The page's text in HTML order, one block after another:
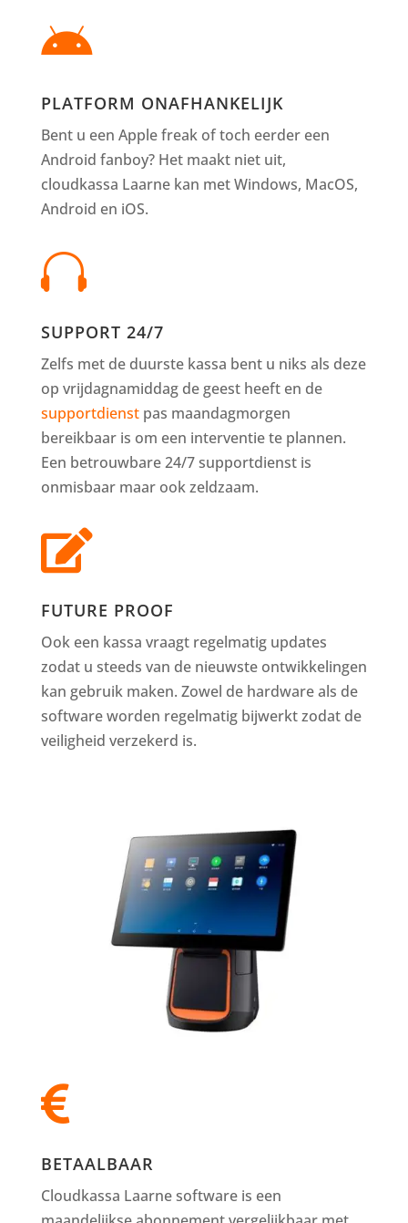

PLATFORM ONAFHANKELIJK
Bent u een Apple freak of toch eerder een
Android fanboy? Het maakt niet uit,
cloudkassa Laarne kan met Windows, MacOS,
Android en iOS.

SUPPORT 24/7
Zelfs met de duurste kassa bent u niks als deze
op vrijdagnamiddag de geest heeft en de
supportdienstpas maandagmorgen
bereikbaar is om een interventie te plannen.
Een betrouwbare 24/7 supportdienst is
onmisbaar maar ook zeldzaam.

FUTURE PROOF
Ook een kassa vraagt regelmatig updates
zodat u steeds van de nieuwste ontwikkelingen
kan gebruik maken. Zowel de hardware als de
software worden regelmatig bijwerkt zodat de
veiligheid verzekerd is.

BETAALBAAR
Cloudkassa Laarne software is een